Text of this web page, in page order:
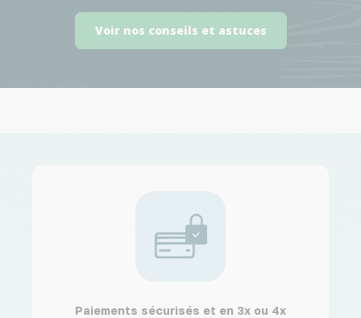
Voir nos conseils et astuces
Paiements sécurisés et en 3x ou 4x